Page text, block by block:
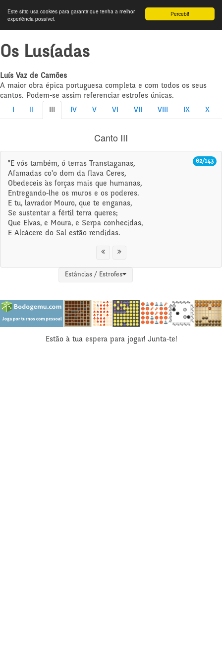
Percebi!
Este sítio usa cookies para garantir que tenha a melhor
experiência possível.
Os Lusíadas
Luís Vaz de Camões
A maior obra épica portuguesa completa e com todos os seus
cantos. Podem-se assim referenciar estrofes únicas.
IV V VI VII VIII IX X
Canto III
62/143
"E vós também, ó terras Transtaganas,
Afamadas co'o dom da flava Ceres,
Obedeceis às forças mais que humanas,
Entregando-lhe os muros e os poderes.
E tu, lavrador Mouro, que te enganas,
Se sustentar a fértil terra queres;
Que Elvas, e Moura, e Serpa conhecidas,
E Alcácere-do-Sal estão rendidas.
Estâncias / Estrofes
Estão à tua espera para jogar! Junta-te!